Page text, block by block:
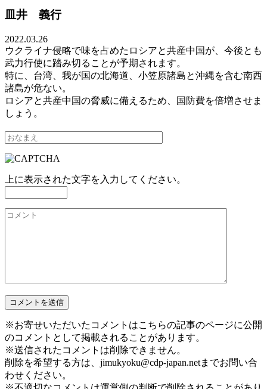
皿井 義行
2022.03.26
ウクライナ侵略で味を占めたロシアと共産中国が、今後とも
武力行使に踏み切ることが予期されます。
特に、台湾、我が国の北海道、小笠原諸島と沖縄を含む南西
諸島が危ない。
ロシアと共産中国の脅威に備えるため、国防費を倍増させま
しょう。
上に表示された文字を入力してください。
※お寄せいただいたコメントはこちらの記事のページに公開
のコメントとして掲載されることがあります。
※送信されたコメントは削除できません。
削除を希望する方は、jimukyoku@cdp-japan.netまでお問い合
わせください。